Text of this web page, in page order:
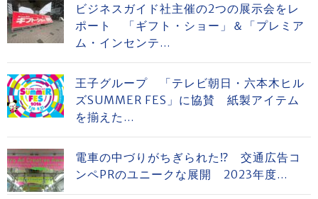
ビジネスガイド社主催の2つの展示会をレ
ポート 「ギフト・ショー」＆「プレミア
ム・インセンテ...
王子グループ 「テレビ朝日・六本木ヒル
ズSUMMER FES」に協賛 紙製アイテム
を揃えた...
電車の中づりがちぎられた⁉ 交通広告コ
ンペPRのユニークな展開 2023年度...